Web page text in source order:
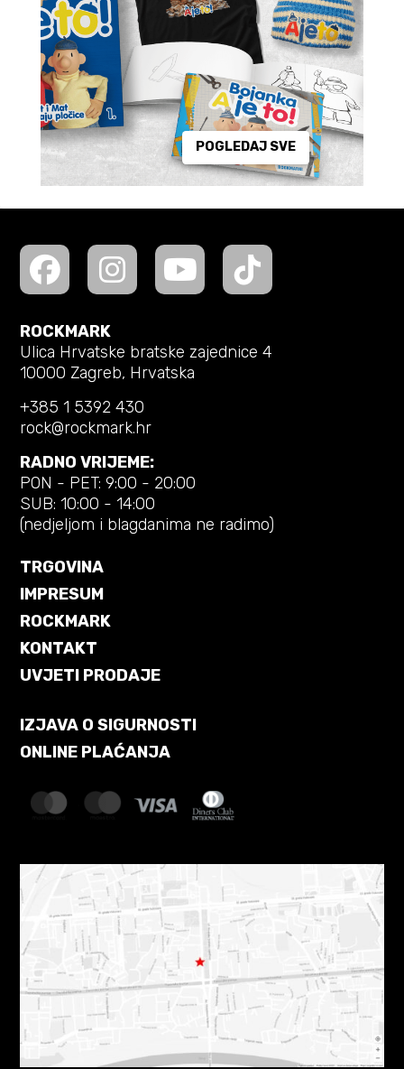
POGLEDAJ SVE
ROCKMARK
Ulica Hrvatske bratske zajednice 4
10000 Zagreb, Hrvatska
+385 1 5392 430
rock@rockmark.hr
RADNO VRIJEME:
PON - PET: 9:00 - 20:00
SUB: 10:00 - 14:00
(nedjeljom i blagdanima ne radimo)
TRGOVINA
IMPRESUM
ROCKMARK
KONTAKT
UVJETI PRODAJE
IZJAVA O SIGURNOSTI
ONLINE PLAĆANJA